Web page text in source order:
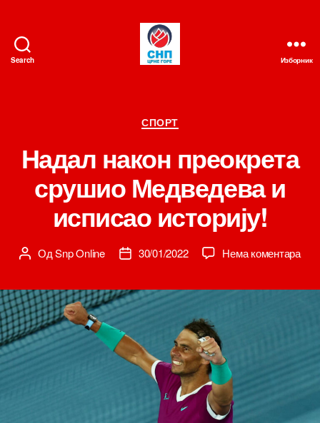
Search Изборник
Категорије
СПОРТ
Надал након преокрета
срушио Медведева и
исписао историју!
Аутор
ОдSnp Online
Датум30/01/2022 Нема коментарана